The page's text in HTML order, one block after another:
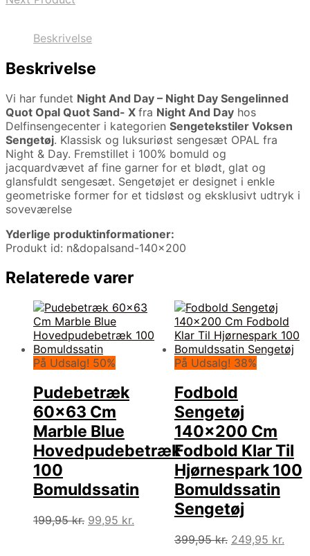
Beskrivelse
Beskrivelse
Vi har fundet Night And Day – Night Day Sengelinned
Quot Opal Quot Sand- X fra Night And Day hos
Delfinsengecenter i kategorien Sengetekstiler Voksen
Sengetøj. Klassisk og luksuriøst sengesæt OPAL fra
Night & Day. Fremstillet i 100% bomuld og
jacquardvævet af fine garner for et blødt, glat og
glansfuldt sengesæt. Sengetøjet er designet i enkle
geometriske former for et tidsløst og eksklusivt udtryk i
soveværelse
Yderlige produktinformationer:
Produkt id: n&dopalsand-140×200
Relaterede varer
På Udsalg! 50%
Pudebetræk
60×63 Cm
Marble Blue
Hovedpudebetræk
100
Bomuldssatin
199,95kr. Den
99,95 kr.
På Udsalg! 38%
Fodbold
Sengetøj
140×200 Cm
Fodbold Klar Til
Hjørnespark 100
Bomuldssatin
Sengetøj
399,95kr. Den
249,95 kr.